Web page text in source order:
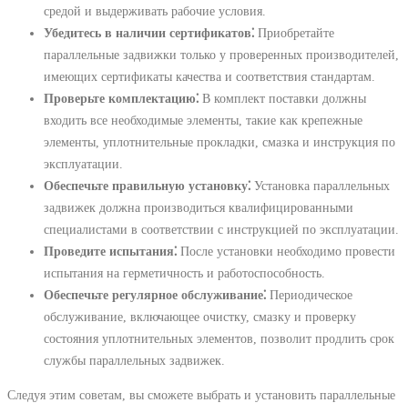
средой и выдерживать рабочие условия.
Убедитесь в наличии сертификатов⁚ Приобретайте
параллельные задвижки только у проверенных производителей,
имеющих сертификаты качества и соответствия стандартам.
Проверьте комплектацию⁚ В комплект поставки должны
входить все необходимые элементы, такие как крепежные
элементы, уплотнительные прокладки, смазка и инструкция по
эксплуатации.
Обеспечьте правильную установку⁚ Установка параллельных
задвижек должна производиться квалифицированными
специалистами в соответствии с инструкцией по эксплуатации.
Проведите испытания⁚ После установки необходимо провести
испытания на герметичность и работоспособность.
Обеспечьте регулярное обслуживание⁚ Периодическое
обслуживание, включающее очистку, смазку и проверку
состояния уплотнительных элементов, позволит продлить срок
службы параллельных задвижек.
Следуя этим советам, вы сможете выбрать и установить параллельные